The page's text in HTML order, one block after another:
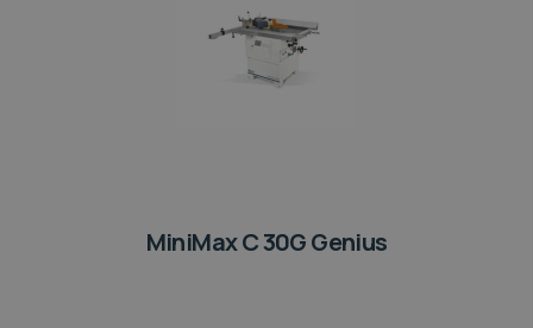
MiniMax C 30G Genius